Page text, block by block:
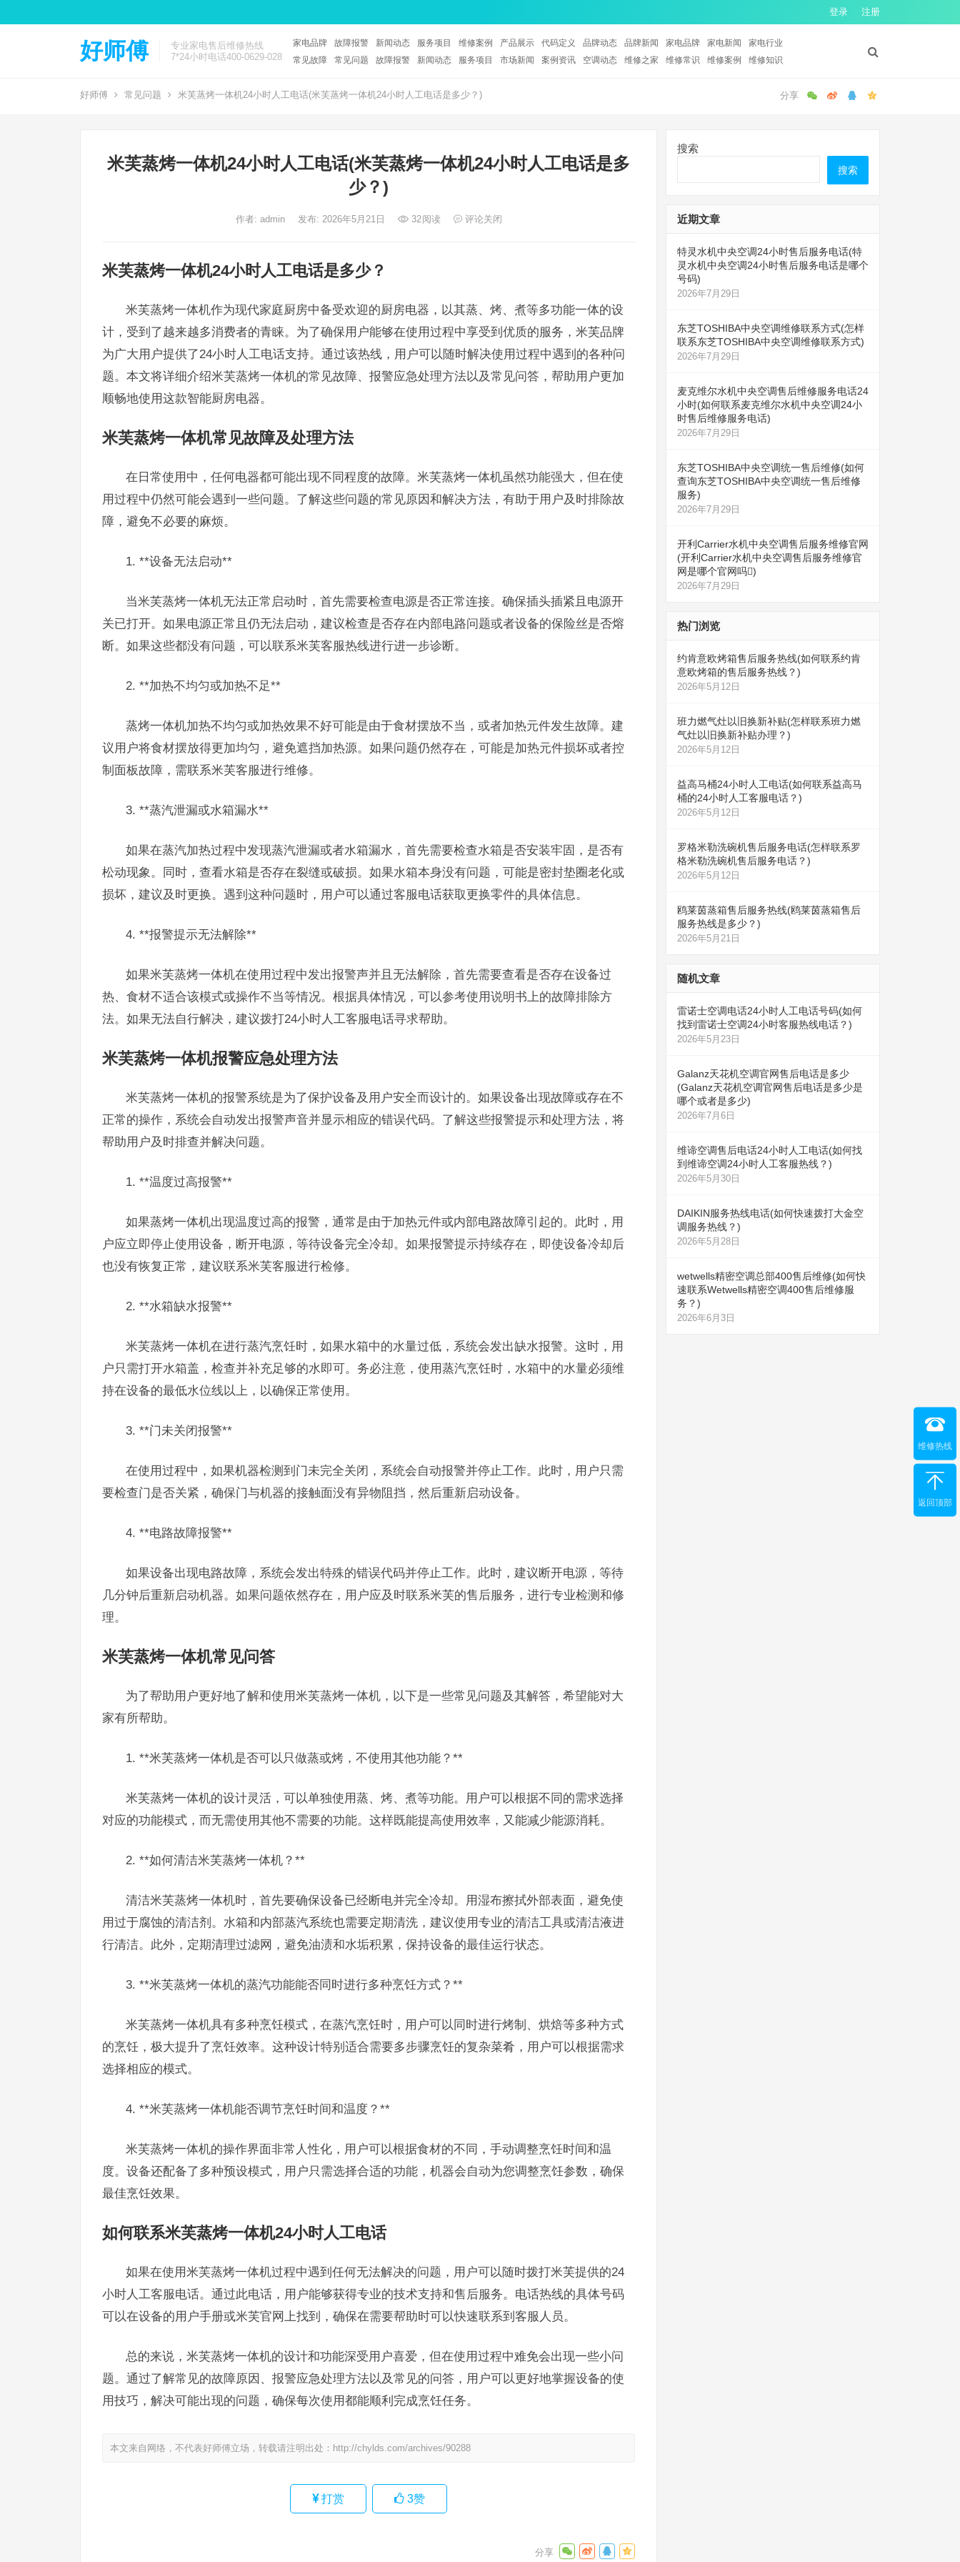
登录 注册
好师傅
专业家电售后维修热线
7*24小时电话400-0629-028
家电品牌 故障报警 新闻动态 服务项目 维修案例 产品展示 代码定义 品牌动态 品牌新闻 家电品牌 家电新闻
家电行业
常见故障
常见问题 故障报警 新闻动态 服务项目 市场新闻 案例资讯 空调动态 维修之家 维修常识 维修案例 维修知识
好师傅 常见问题 米芙蒸烤一体机24小时人工电话(米芙蒸烤一体机24小时人工电话是多少？)
米芙蒸烤一体机24小时人工电话(米芙蒸烤一体机24小时人工电话是多
少？)
作者: admin 发布: 2026年5月21日 32阅读 评论关闭
米芙蒸烤一体机24小时人工电话是多少？
米芙蒸烤一体机作为现代家庭厨房中备受欢迎的厨房电器，以其蒸、烤、煮等多功能一体的设
计，受到了越来越多消费者的青睐。为了确保用户能够在使用过程中享受到优质的服务，米芙品牌
为广大用户提供了24小时人工电话支持。通过该热线，用户可以随时解决使用过程中遇到的各种问
题。本文将详细介绍米芙蒸烤一体机的常见故障、报警应急处理方法以及常见问答，帮助用户更加
顺畅地使用这款智能厨房电器。
米芙蒸烤一体机常见故障及处理方法
在日常使用中，任何电器都可能出现不同程度的故障。米芙蒸烤一体机虽然功能强大，但在使
用过程中仍然可能会遇到一些问题。了解这些问题的常见原因和解决方法，有助于用户及时排除故
障，避免不必要的麻烦。
1. **设备无法启动**
当米芙蒸烤一体机无法正常启动时，首先需要检查电源是否正常连接。确保插头插紧且电源开
关已打开。如果电源正常且仍无法启动，建议检查是否存在内部电路问题或者设备的保险丝是否熔
断。如果这些都没有问题，可以联系米芙客服热线进行进一步诊断。
2. **加热不均匀或加热不足**
蒸烤一体机加热不均匀或加热效果不好可能是由于食材摆放不当，或者加热元件发生故障。建
议用户将食材摆放得更加均匀，避免遮挡加热源。如果问题仍然存在，可能是加热元件损坏或者控
制面板故障，需联系米芙客服进行维修。
3. **蒸汽泄漏或水箱漏水**
如果在蒸汽加热过程中发现蒸汽泄漏或者水箱漏水，首先需要检查水箱是否安装牢固，是否有
松动现象。同时，查看水箱是否存在裂缝或破损。如果水箱本身没有问题，可能是密封垫圈老化或
损坏，建议及时更换。遇到这种问题时，用户可以通过客服电话获取更换零件的具体信息。
4. **报警提示无法解除**
如果米芙蒸烤一体机在使用过程中发出报警声并且无法解除，首先需要查看是否存在设备过
热、食材不适合该模式或操作不当等情况。根据具体情况，可以参考使用说明书上的故障排除方
法。如果无法自行解决，建议拨打24小时人工客服电话寻求帮助。
米芙蒸烤一体机报警应急处理方法
米芙蒸烤一体机的报警系统是为了保护设备及用户安全而设计的。如果设备出现故障或存在不
正常的操作，系统会自动发出报警声音并显示相应的错误代码。了解这些报警提示和处理方法，将
帮助用户及时排查并解决问题。
1. **温度过高报警**
如果蒸烤一体机出现温度过高的报警，通常是由于加热元件或内部电路故障引起的。此时，用
户应立即停止使用设备，断开电源，等待设备完全冷却。如果报警提示持续存在，即使设备冷却后
也没有恢复正常，建议联系米芙客服进行检修。
2. **水箱缺水报警**
米芙蒸烤一体机在进行蒸汽烹饪时，如果水箱中的水量过低，系统会发出缺水报警。这时，用
户只需打开水箱盖，检查并补充足够的水即可。务必注意，使用蒸汽烹饪时，水箱中的水量必须维
持在设备的最低水位线以上，以确保正常使用。
3. **门未关闭报警**
在使用过程中，如果机器检测到门未完全关闭，系统会自动报警并停止工作。此时，用户只需
要检查门是否关紧，确保门与机器的接触面没有异物阻挡，然后重新启动设备。
4. **电路故障报警**
如果设备出现电路故障，系统会发出特殊的错误代码并停止工作。此时，建议断开电源，等待
几分钟后重新启动机器。如果问题依然存在，用户应及时联系米芙的售后服务，进行专业检测和修
理。
米芙蒸烤一体机常见问答
为了帮助用户更好地了解和使用米芙蒸烤一体机，以下是一些常见问题及其解答，希望能对大
家有所帮助。
1. **米芙蒸烤一体机是否可以只做蒸或烤，不使用其他功能？**
米芙蒸烤一体机的设计灵活，可以单独使用蒸、烤、煮等功能。用户可以根据不同的需求选择
对应的功能模式，而无需使用其他不需要的功能。这样既能提高使用效率，又能减少能源消耗。
2. **如何清洁米芙蒸烤一体机？**
清洁米芙蒸烤一体机时，首先要确保设备已经断电并完全冷却。用湿布擦拭外部表面，避免使
用过于腐蚀的清洁剂。水箱和内部蒸汽系统也需要定期清洗，建议使用专业的清洁工具或清洁液进
行清洁。此外，定期清理过滤网，避免油渍和水垢积累，保持设备的最佳运行状态。
3. **米芙蒸烤一体机的蒸汽功能能否同时进行多种烹饪方式？**
米芙蒸烤一体机具有多种烹饪模式，在蒸汽烹饪时，用户可以同时进行烤制、烘焙等多种方式
的烹饪，极大提升了烹饪效率。这种设计特别适合需要多步骤烹饪的复杂菜肴，用户可以根据需求
选择相应的模式。
4. **米芙蒸烤一体机能否调节烹饪时间和温度？**
米芙蒸烤一体机的操作界面非常人性化，用户可以根据食材的不同，手动调整烹饪时间和温
度。设备还配备了多种预设模式，用户只需选择合适的功能，机器会自动为您调整烹饪参数，确保
最佳烹饪效果。
如何联系米芙蒸烤一体机24小时人工电话
如果在使用米芙蒸烤一体机过程中遇到任何无法解决的问题，用户可以随时拨打米芙提供的24
小时人工客服电话。通过此电话，用户能够获得专业的技术支持和售后服务。电话热线的具体号码
可以在设备的用户手册或米芙官网上找到，确保在需要帮助时可以快速联系到客服人员。
总的来说，米芙蒸烤一体机的设计和功能深受用户喜爱，但在使用过程中难免会出现一些小问
题。通过了解常见的故障原因、报警应急处理方法以及常见的问答，用户可以更好地掌握设备的使
用技巧，解决可能出现的问题，确保每次使用都能顺利完成烹饪任务。
本文来自网络，不代表好师傅立场，转载请注明出处： http://chylds.com/archives/90288
打赏 3赞
搜索
搜索
近期文章
特灵水机中央空调24小时售后服务电话(特
灵水机中央空调24小时售后服务电话是哪个
号码)
2026年7月29日
东芝TOSHIBA中央空调维修联系方式(怎样
联系东芝TOSHIBA中央空调维修联系方式)
2026年7月29日
麦克维尔水机中央空调售后维修服务电话24
小时(如何联系麦克维尔水机中央空调24小
时售后维修服务电话)
2026年7月29日
东芝TOSHIBA中央空调统一售后维修(如何
查询东芝TOSHIBA中央空调统一售后维修
服务)
2026年7月29日
开利Carrier水机中央空调售后服务维修官网
(开利Carrier水机中央空调售后服务维修官
网是哪个官网吗)
2026年7月29日
热门浏览
约肯意欧烤箱售后服务热线(如何联系约肯
意欧烤箱的售后服务热线？)
2026年5月12日
班力燃气灶以旧换新补贴(怎样联系班力燃
气灶以旧换新补贴办理？)
2026年5月12日
益高马桶24小时人工电话(如何联系益高马
桶的24小时人工客服电话？)
2026年5月12日
罗格米勒洗碗机售后服务电话(怎样联系罗
格米勒洗碗机售后服务电话？)
2026年5月12日
鸥莱茵蒸箱售后服务热线(鸥莱茵蒸箱售后
服务热线是多少？)
2026年5月21日
随机文章
雷诺士空调电话24小时人工电话号码(如何
找到雷诺士空调24小时客服热线电话？)
2026年5月23日
Galanz天花机空调官网售后电话是多少
(Galanz天花机空调官网售后电话是多少是
哪个或者是多少)
2026年7月6日
维谛空调售后电话24小时人工电话(如何找
到维谛空调24小时人工客服热线？)
2026年5月30日
DAIKIN服务热线电话(如何快速拨打大金空
调服务热线？)
2026年5月28日
wetwells精密空调总部400售后维修(如何快
速联系Wetwells精密空调400售后维修服
务？)
2026年6月3日
维修热线
返回顶部